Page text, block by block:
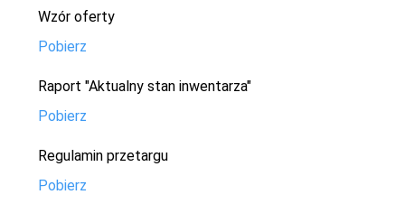
Wzór oferty
Pobierz
Raport "Aktualny stan inwentarza"
Pobierz
Regulamin przetargu
Pobierz